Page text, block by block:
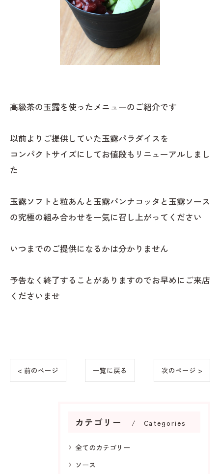
高級茶の玉露を使ったメニューのご紹介です
以前よりご提供していた玉露パラダイスを
コンパクトサイズにしてお値段もリニューアルしまし
た
玉露ソフトと粒あんと玉露パンナコッタと玉露ソース
の究極の組み合わせを一気に召し上がってください
いつまでのご提供になるかは分かりません
予告なく終了することがありますのでお早めにご来店
くださいませ
< 前のページ 一覧に戻る 次のページ >
カテゴリー Categories
全てのカテゴリー
ソース